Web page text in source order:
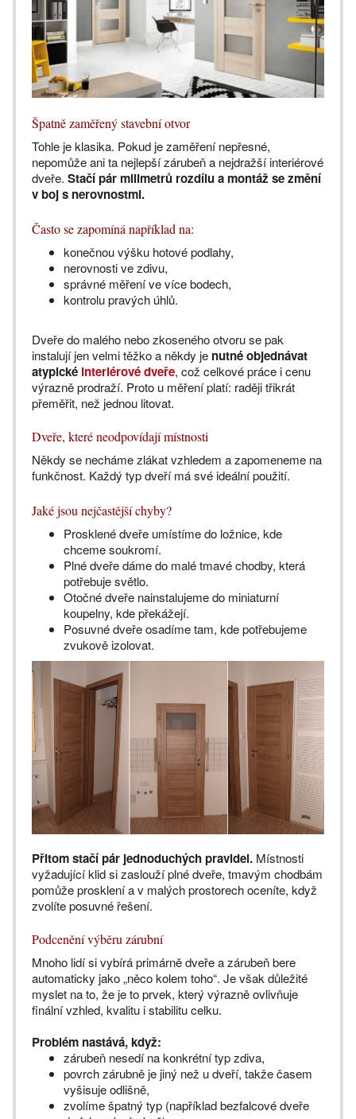
Špatně zaměřený stavební otvor
Tohle je klasika. Pokud je zaměření nepřesné,
nepomůže ani ta nejlepší zárubeň a nejdražší interiérové
dveře. Stačí pár milimetrů rozdílu a montáž se změní
v boj s nerovnostmi.
Často se zapomíná například na:
konečnou výšku hotové podlahy,
nerovnosti ve zdivu,
správné měření ve více bodech,
kontrolu pravých úhlů.
Dveře do malého nebo zkoseného otvoru se pak
instalují jen velmi těžko a někdy je nutné objednávat
atypické interiérové dveře, což celkové práce i cenu
výrazně prodraží. Proto u měření platí: raději třikrát
přeměřit, než jednou litovat.
Dveře, které neodpovídají místnosti
Někdy se necháme zlákat vzhledem a zapomeneme na
funkčnost. Každý typ dveří má své ideální použití.
Jaké jsou nejčastější chyby?
Prosklené dveře umístíme do ložnice, kde
chceme soukromí.
Plné dveře dáme do malé tmavé chodby, která
potřebuje světlo.
Otočné dveře nainstalujeme do miniaturní
koupelny, kde překážejí.
Posuvné dveře osadíme tam, kde potřebujeme
zvukově izolovat.
Přitom stačí pár jednoduchých pravidel. Místnosti
vyžadující klid si zaslouží plné dveře, tmavým chodbám
pomůže prosklení a v malých prostorech oceníte, když
zvolíte posuvné řešení.
Podcenění výběru zárubní
Mnoho lidí si vybírá primárně dveře a zárubeň bere
automaticky jako „něco kolem toho“. Je však důležité
myslet na to, že je to prvek, který výrazně ovlivňuje
finální vzhled, kvalitu i stabilitu celku.
Problém nastává, když:
zárubeň nesedí na konkrétní typ zdiva,
povrch zárubně je jiný než u dveří, takže časem
vyšisuje odlišně,
zvolíme špatný typ (například bezfalcové dveře